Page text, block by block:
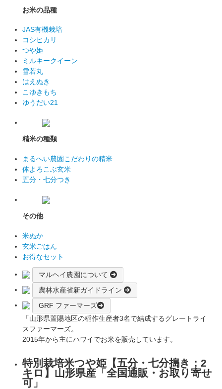
お米の品種
JAS有機栽培
コシヒカリ
つや姫
ミルキークイーン
雪若丸
はえぬき
こゆきもち
ゆうだい21
精米の種類
まるへい農園こだわりの精米
体よろこぶ玄米
五分・七分つき
その他
米ぬか
玄米ごはん
お得なセット
マルヘイ農園について
農林水産省新ガイドライン
GRF ファーマーズ
「山形県置賜地区の稲作生産者3名で結成するグレートライ
スファーマーズ。
2015年から主にハワイでお米を販売しています。
特別栽培米つや姫【五分・七分搗き：2
キロ】山形県産「全国通販・お取り寄せ
可」